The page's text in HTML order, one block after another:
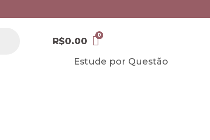
R$0.00
Estude por Questão